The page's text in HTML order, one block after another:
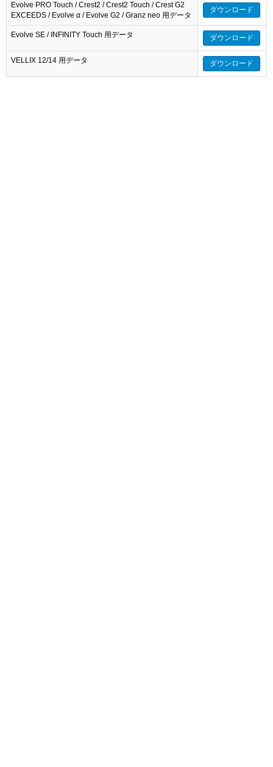
Evolve PRO Touch / Crest2 / Crest2 Touch / Crest G2
EXCEEDS / Evolve α / Evolve G2 / Granz neo 用データ
ダウンロード
Evolve SE / INFINITY Touch 用データ ダウンロード
VELLIX 12/14 用データ ダウンロード